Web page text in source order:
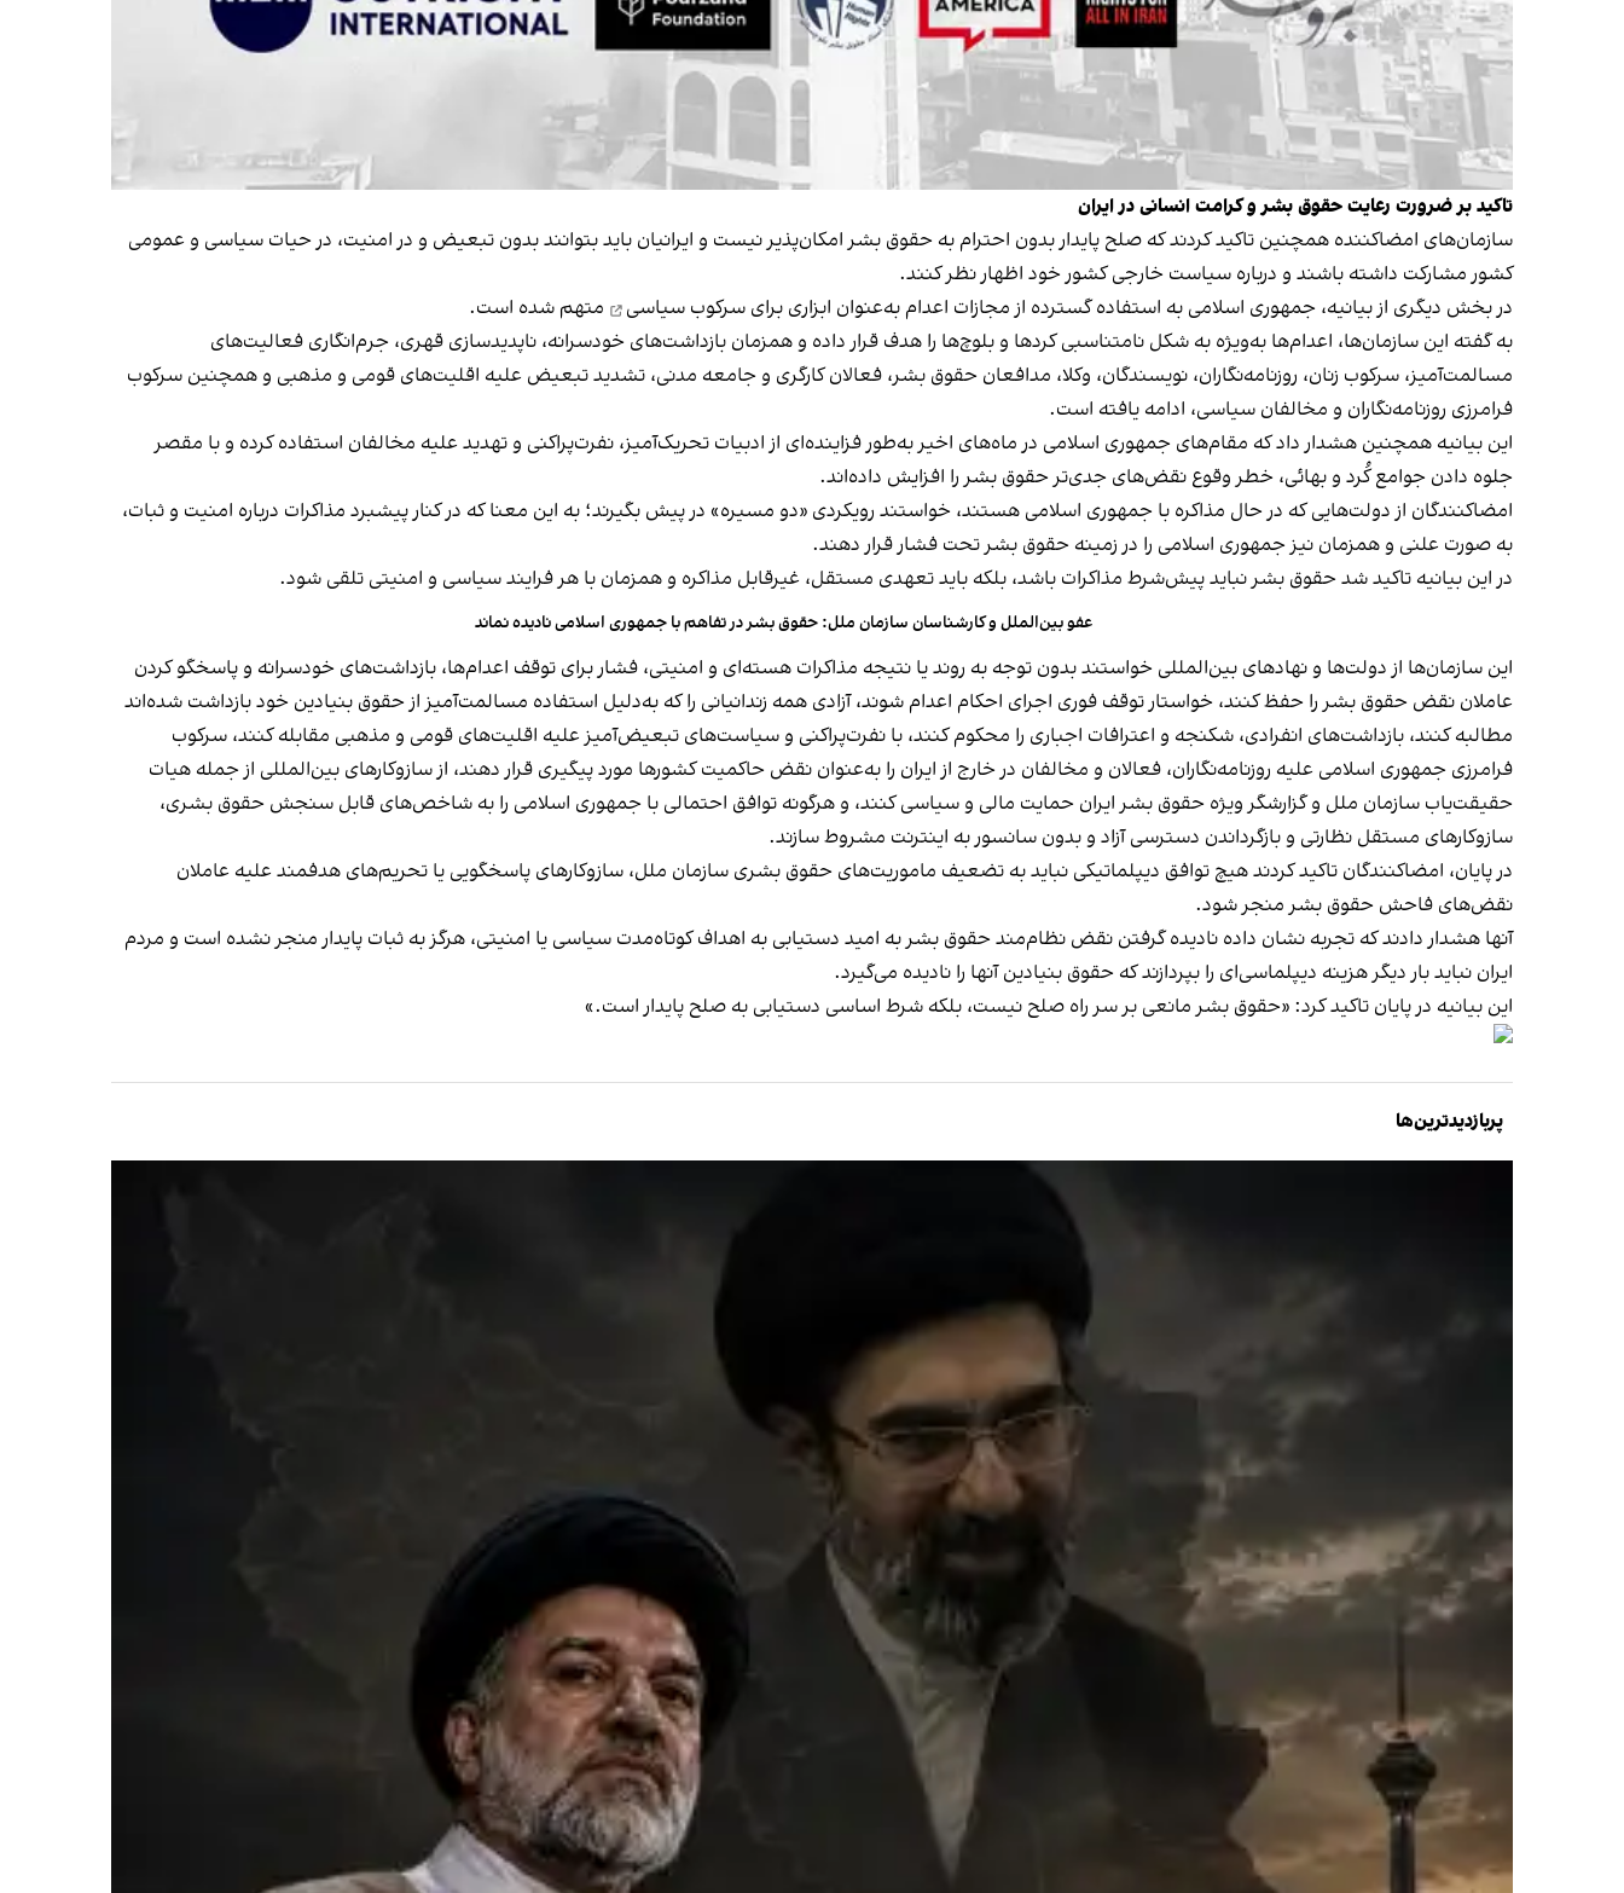
تاکید بر ضرورت رعایت حقوق بشر و کرامت انسانی در ایران
سازمان‌های امضاکننده همچنین تاکید کردند که صلح پایدار بدون احترام به حقوق بشر امکان‌پذیر نیست و ایرانیان باید بتوانند بدون تبعیض و در امنیت، در حیات سیاسی و عمومی
کشور مشارکت داشته باشند و درباره سیاست خارجی کشور خود اظهار نظر کنند.
در بخش دیگری از بیانیه، جمهوری اسلامی به استفاده گسترده از مجازات اعدام به‌عنوان ابزاری برای سرکوب سیاسی
متهم شده است.
به گفته این سازمان‌ها، اعدام‌ها به‌ویژه به شکل نامتناسبی کردها و بلوچ‌ها را هدف قرار داده و همزمان بازداشت‌های خودسرانه، ناپدیدسازی قهری، جرم‌انگاری فعالیت‌های
مسالمت‌آمیز، سرکوب زنان، روزنامه‌نگاران، نویسندگان، وکلا، مدافعان حقوق بشر، فعالان کارگری و جامعه مدنی، تشدید تبعیض علیه اقلیت‌های قومی و مذهبی و همچنین سرکوب
فرامرزی روزنامه‌نگاران و مخالفان سیاسی، ادامه یافته است.
این بیانیه همچنین هشدار داد که مقام‌های جمهوری اسلامی در ماه‌های اخیر به‌طور فزاینده‌ای از ادبیات تحریک‌آمیز، نفرت‌پراکنی و تهدید علیه مخالفان استفاده کرده و با مقصر
جلوه دادن جوامع کُرد و بهائی، خطر وقوع نقض‌های جدی‌تر حقوق بشر را افزایش داده‌اند.
امضاکنندگان از دولت‌هایی که در حال مذاکره با جمهوری اسلامی هستند، خواستند رویکردی «دو مسیره» در پیش بگیرند؛ به این معنا که در کنار پیشبرد مذاکرات درباره امنیت و ثبات،
به صورت علنی و همزمان نیز جمهوری اسلامی را در زمینه حقوق بشر تحت فشار قرار دهند.
در این بیانیه تاکید شد حقوق بشر نباید پیش‌شرط مذاکرات باشد، بلکه باید تعهدی مستقل، غیرقابل مذاکره و همزمان با هر فرایند سیاسی و امنیتی تلقی شود.
عفو بین‌الملل و کارشناسان سازمان ملل: حقوق بشر در تفاهم با جمهوری اسلامی نادیده نماند
این سازمان‌ها از دولت‌ها و نهادهای بین‌المللی خواستند بدون توجه به روند یا نتیجه مذاکرات هسته‌ای و امنیتی، فشار برای توقف اعدام‌ها، بازداشت‌های خودسرانه و پاسخگو کردن
عاملان نقض حقوق بشر را حفظ کنند، خواستار توقف فوری اجرای احکام اعدام شوند، آزادی همه زندانیانی را که به‌دلیل استفاده مسالمت‌آمیز از حقوق بنیادین خود بازداشت شده‌اند
مطالبه کنند، بازداشت‌های انفرادی، شکنجه و اعترافات اجباری را محکوم کنند، با نفرت‌پراکنی و سیاست‌های تبعیض‌آمیز علیه اقلیت‌های قومی و مذهبی مقابله کنند، سرکوب
فرامرزی جمهوری اسلامی علیه روزنامه‌نگاران، فعالان و مخالفان در خارج از ایران را به‌عنوان نقض حاکمیت کشورها مورد پیگیری قرار دهند، از سازوکارهای بین‌المللی از جمله هیات
حقیقت‌یاب سازمان ملل و گزارشگر ویژه حقوق بشر ایران حمایت مالی و سیاسی کنند، و هرگونه توافق احتمالی با جمهوری اسلامی را به شاخص‌های قابل سنجش حقوق بشری،
سازوکارهای مستقل نظارتی و بازگرداندن دسترسی آزاد و بدون سانسور به اینترنت مشروط سازند.
در پایان، امضاکنندگان تاکید کردند هیچ توافق دیپلماتیکی نباید به تضعیف ماموریت‌های حقوق بشری سازمان ملل، سازوکارهای پاسخگویی یا تحریم‌های هدفمند علیه عاملان
نقض‌های فاحش حقوق بشر منجر شود.
آنها هشدار دادند که تجربه نشان داده نادیده گرفتن نقض نظام‌مند حقوق بشر به امید دستیابی به اهداف کوتاه‌مدت سیاسی یا امنیتی، هرگز به ثبات پایدار منجر نشده است و مردم
ایران نباید بار دیگر هزینه دیپلماسی‌ای را بپردازند که حقوق بنیادین آنها را نادیده می‌گیرد.
این بیانیه در پایان تاکید کرد: «حقوق بشر مانعی بر سر راه صلح نیست، بلکه شرط اساسی دستیابی به صلح پایدار است.»
پربازدیدترین‌ها